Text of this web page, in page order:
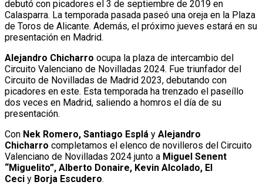
debutó con picadores el 3 de septiembre de 2019 en
Calasparra. La temporada pasada paseó una oreja en la Plaza
de Toros de Alicante. Además, el próximo jueves estará en su
presentación en Madrid.
Alejandro Chicharro ocupa la plaza de intercambio del
Circuito Valenciano de Novilladas 2024. Fue triunfador del
Circuito de Novilladas de Madrid 2023, debutando con
picadores en este. Esta temporada ha trenzado el paseíllo
dos veces en Madrid, saliendo a homros el día de su
presentación.
Con Nek Romero, Santiago Esplá y Alejandro
Chicharro completamos el elenco de novilleros del Circuito
Valenciano de Novilladas 2024 junto a Miguel Senent
“Miguelito”, Alberto Donaire, Kevin Alcolado, El
Ceci y Borja Escudero.